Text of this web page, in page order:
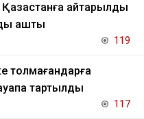
қайтарылды
ашты
119
толмағандарға
тартылды
117